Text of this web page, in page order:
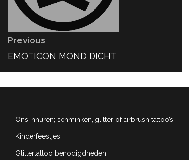
Previous
PREVIOUS
EMOTICON MOND DICHT
Ons inhuren; schminken, glitter of airbrush tattoo’s
Kinderfeestjes
Glittertattoo benodigdheden